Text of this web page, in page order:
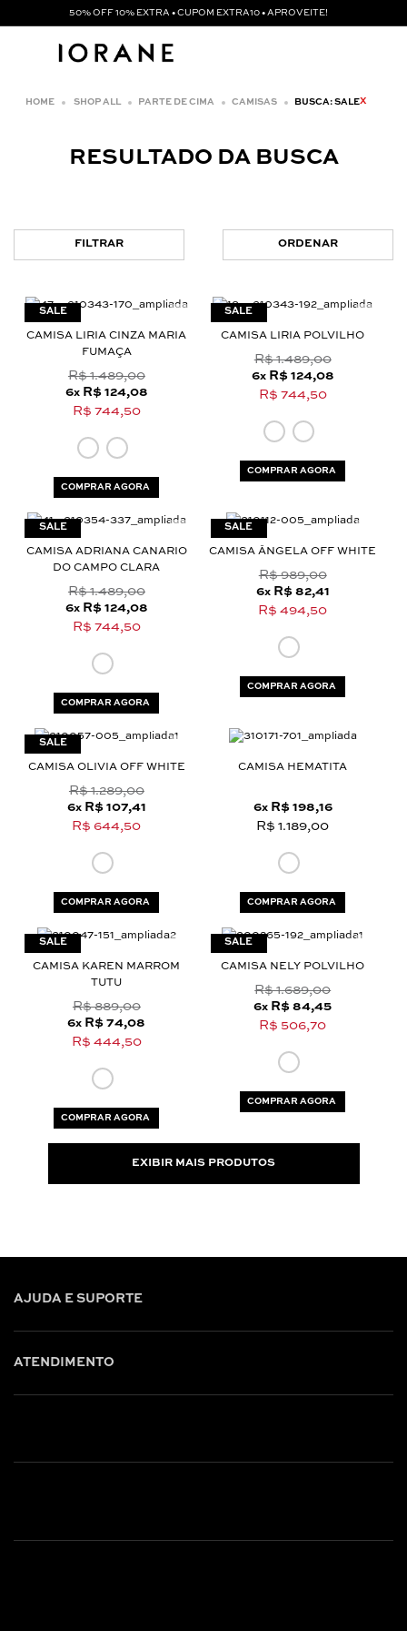
50% OFF 10% EXTRA • CUPOM EXTRA10 • APROVEITE!
SHOP ALL PARTE DE CIMA CAMISAS BUSCA: SALEX
RESULTADO DA BUSCA
FILTRAR ORDENAR
CAMISA LIRIA CINZA MARIA
FUMAÇA
R$ 1.489,00
6x R$ 124,08
R$ 744,50
COMPRAR AGORA
CAMISA LIRIA POLVILHO
R$ 1.489,00
6x R$ 124,08
R$ 744,50
COMPRAR AGORA
CAMISA ADRIANA CANARIO
DO CAMPO CLARA
R$ 1.489,00
6x R$ 124,08
R$ 744,50
COMPRAR AGORA
CAMISA ÂNGELA OFF WHITE
R$ 989,00
6x R$ 82,41
R$ 494,50
COMPRAR AGORA
CAMISA OLIVIA OFF WHITE
R$ 1.289,00
6x R$ 107,41
R$ 644,50
COMPRAR AGORA
CAMISA HEMATITA
6x R$ 198,16
R$ 1.189,00
COMPRAR AGORA
CAMISA KAREN MARROM
TUTU
R$ 889,00
6x R$ 74,08
R$ 444,50
COMPRAR AGORA
CAMISA NELY POLVILHO
R$ 1.689,00
6x R$ 84,45
R$ 506,70
COMPRAR AGORA
EXIBIR MAIS PRODUTOS
AJUDA E SUPORTE
ATENDIMENTO
Nossas Lojas